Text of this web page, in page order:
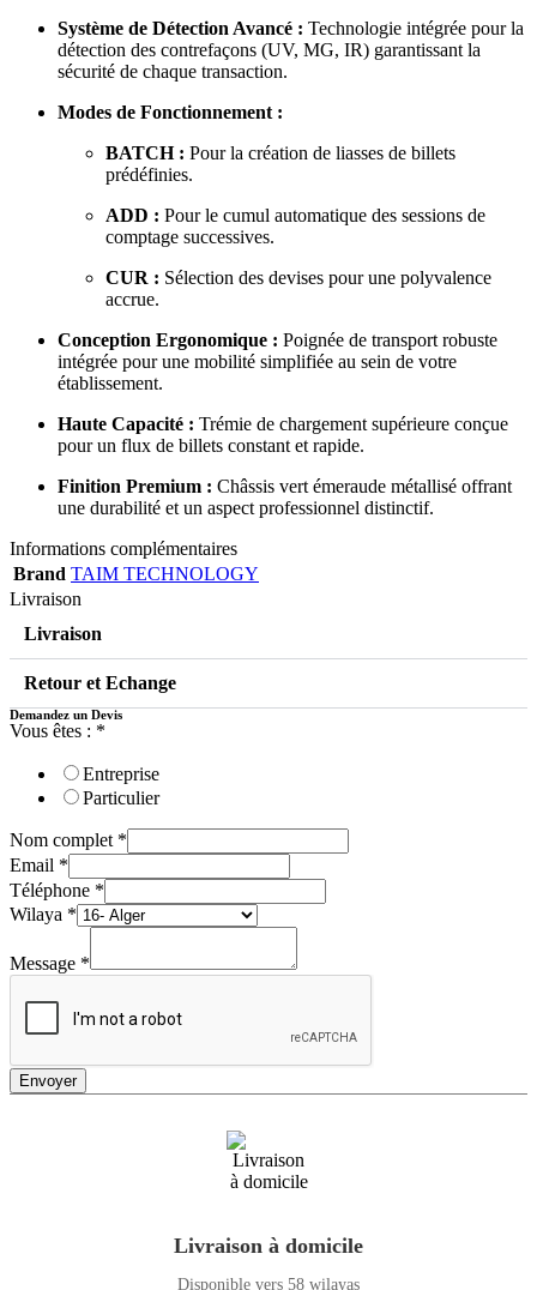
Système de Détection Avancé : Technologie intégrée pour la
détection des contrefaçons (UV, MG, IR) garantissant la
sécurité de chaque transaction.
Modes de Fonctionnement :
BATCH : Pour la création de liasses de billets
prédéfinies.
ADD : Pour le cumul automatique des sessions de
comptage successives.
CUR : Sélection des devises pour une polyvalence
accrue.
Conception Ergonomique : Poignée de transport robuste
intégrée pour une mobilité simplifiée au sein de votre
établissement.
Haute Capacité : Trémie de chargement supérieure conçue
pour un flux de billets constant et rapide.
Finition Premium : Châssis vert émeraude métallisé offrant
une durabilité et un aspect professionnel distinctif.
Informations complémentaires
Brand TAIM TECHNOLOGY
Livraison
Livraison
Retour et Echange
Demandez un Devis
Vous êtes : *
Entreprise
Particulier
Nom complet *
Email *
Téléphone *
Wilaya *
Message *
Envoyer
Livraison à domicile
Disponible vers 58 wilayas